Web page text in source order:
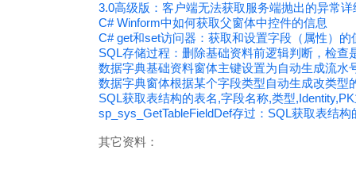
3.0高级版：客户端无法获取服务端抛出的异常详
C# Winform中如何获取父窗体中控件的信息
C# get和set访问器：获取和设置字段（属性）的
SQL存储过程：删除基础资料前逻辑判断，检查
数据字典基础资料窗体主键设置为自动生成流水
数据字典窗体根据某个字段类型自动生成改类型
SQL获取表结构的表名,字段名称,类型
sp_sys_GetTableFieldDef存过：SQL获取表结
其它资料：